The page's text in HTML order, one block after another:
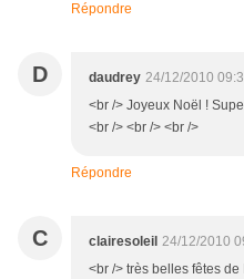
Répondre
D daudrey 24/12/2010
<br /> Joyeux Noël !
<br /> <br /> <br />
Répondre
C clairesoleil 24/12/2010
<br /> très belles fêtes de